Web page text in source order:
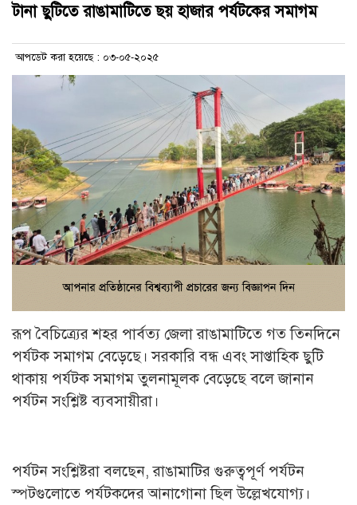
টানা ছুটিতে রাঙামাটিতে ছয় হাজার পর্যটকের সমাগম
আপডেট করা হয়েছে : ০৩-০৫-২০২৫
রূপ বৈচিত্র্যের শহর পার্বত্য জেলা রাঙামাটিতে গত তিনদিনে
পর্যটক সমাগম বেড়েছে। সরকারি বন্ধ এবং সাপ্তাহিক ছুটি
থাকায় পর্যটক সমাগম তুলনামূলক বেড়েছে বলে জানান
পর্যটন সংশ্লিষ্ট ব্যবসায়ীরা।
পর্যটন সংশ্লিষ্টরা বলছেন, রাঙামাটির গুরুত্বপূর্ণ পর্যটন
স্পটগুলোতে পর্যটকদের আনাগোনা ছিল উল্লেখযোগ্য।